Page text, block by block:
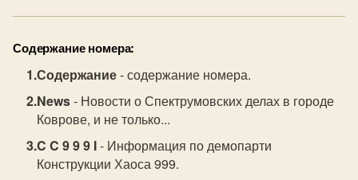
Содержание номера:
Содержание- содержание номера.
News- Новости о Спектрумовских делах в городе
Коврове, и не только...
C C 9 9 9 I- Информация по демопарти
Конструкции Хаоса 999.